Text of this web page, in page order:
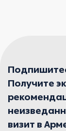
Получите
визит в